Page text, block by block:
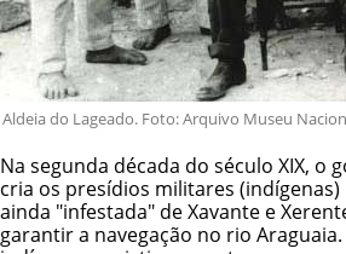
Aldeia do Lageado. Foto: Arquivo Museu
Na segunda década do século XIX, o
cria os presídios militares
ainda "infestada" de Xavante e
garantir a navegação no rio